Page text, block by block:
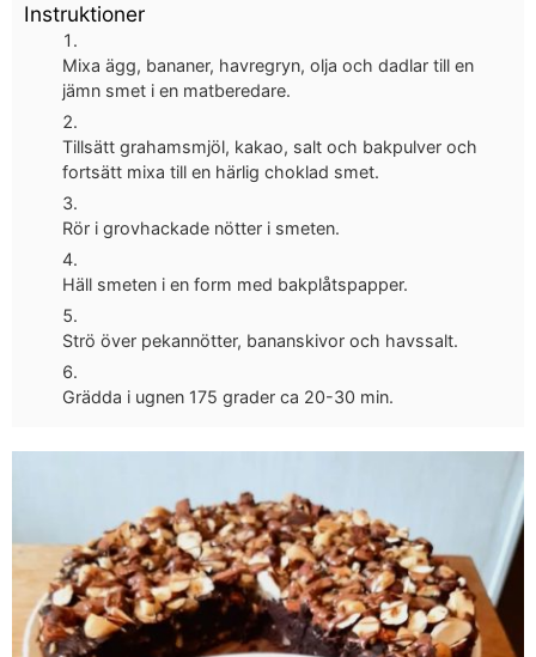
Instruktioner
Mixa ägg, bananer, havregryn, olja och dadlar till en
jämn smet i en matberedare.
Tillsätt grahamsmjöl, kakao, salt och bakpulver och
fortsätt mixa till en härlig choklad smet.
Rör i grovhackade nötter i smeten.
Häll smeten i en form med bakplåtspapper.
Strö över pekannötter, bananskivor och havssalt.
Grädda i ugnen 175 grader ca 20-30 min.